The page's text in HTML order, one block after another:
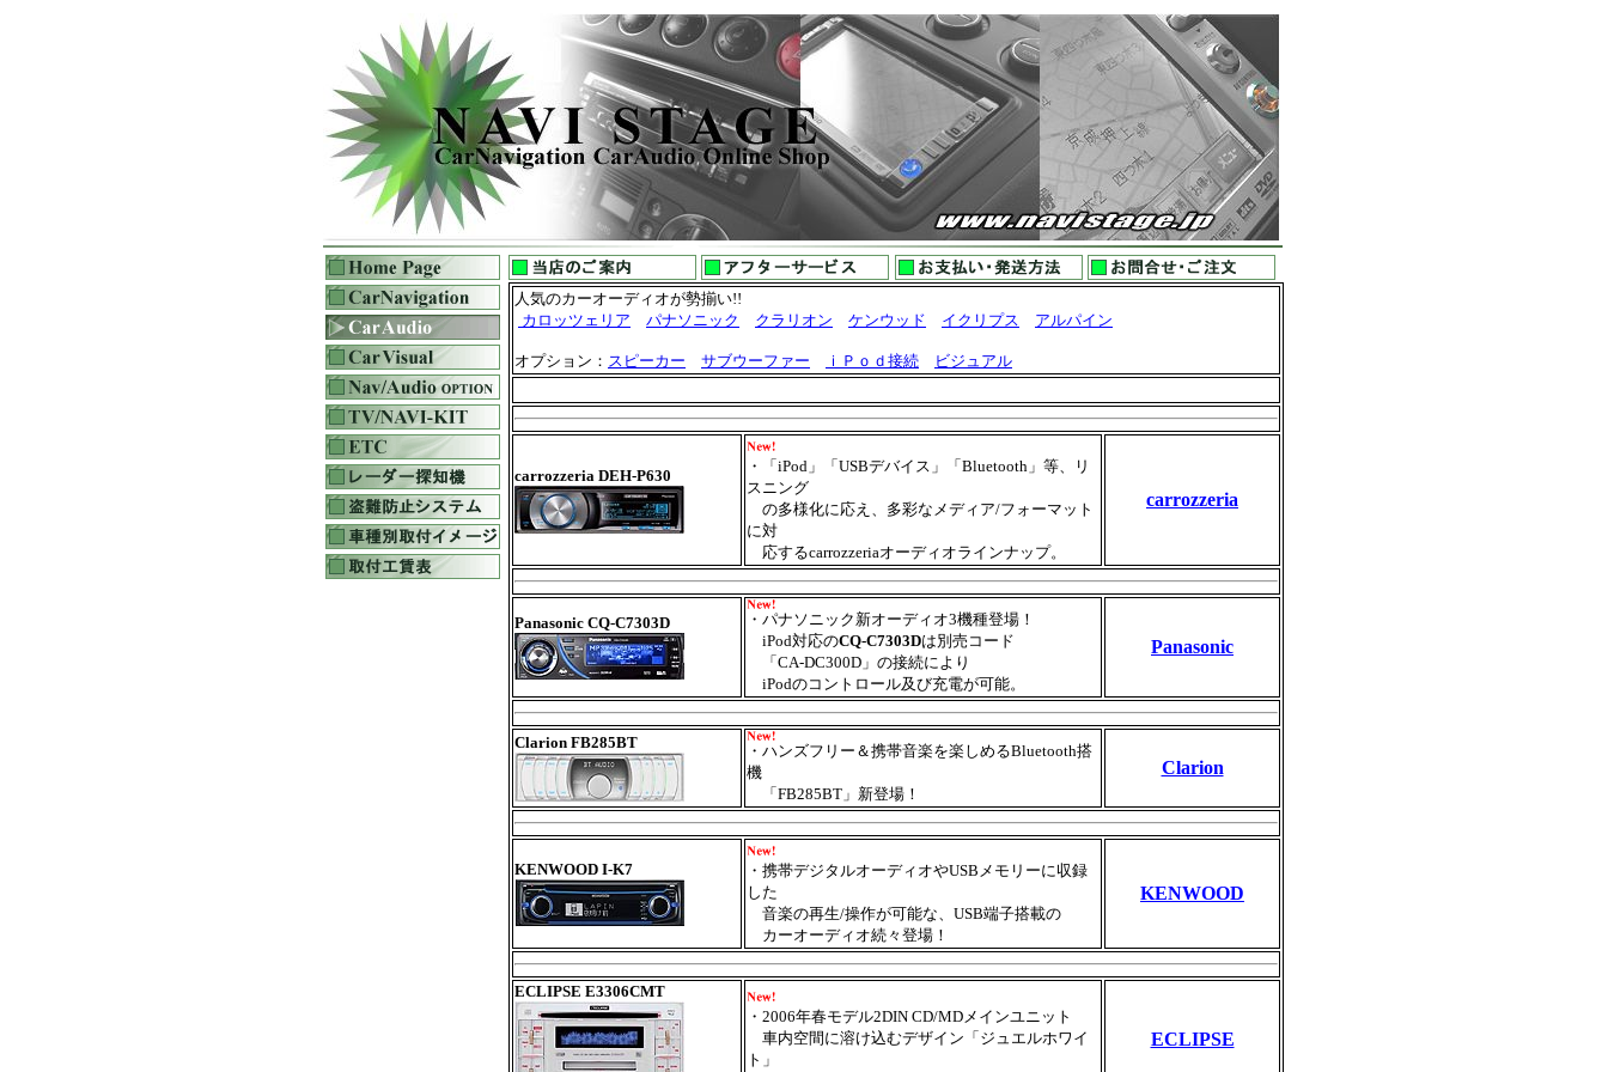
人気のカーオーディオが勢揃い!!
カロッツェリア
パナソニック クラリオン ケンウッド イクリプス アルパイン
オプション： スピーカー サブウーファー ｉＰｏｄ接続 ビジュアル
carrozzeria DEH-P630
・
「iPod」「USBデバイス」「Bluetooth」等、リ
スニング
の多様化に応え、多彩なメディア/フォーマット
に対
応するcarrozzeriaオーディオラインナップ。
carrozzeria
Panasonic CQ-C7303D ・ パナソニック新オーディオ3機種登場！
iPod対応のCQ-C7303Dは別売コード
「CA-DC300D」の接続により
iPodのコントロール及び充電が可能。
Panasonic
Clarion FB285BT ・ ハンズフリー＆携帯音楽を楽しめるBluetooth搭
機
「FB285BT」新登場！
Clarion
KENWOOD I-K7
・携帯デジタルオーディオやUSBメモリーに収録
した
音楽の再生/操作が可能な、USB端子搭載の
カーオーディオ続々登場！
KENWOOD
ECLIPSE E3306CMT
・ 2006年春モデル2DIN CD/MDメインユニット
車内空間に溶け込むデザイン「ジュエルホワイ
ト」
ECLIPSE